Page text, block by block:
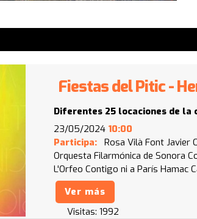
Fiestas del Pitic -
Diferentes 25 locaciones de la
23/05/2024 10:00
Participa:
Rosa Vilà Font Javier
Orquesta Filarmónica de Sonora
L'Orfeo Contigo ni a París Hamac
Ver más
Visitas: 1992